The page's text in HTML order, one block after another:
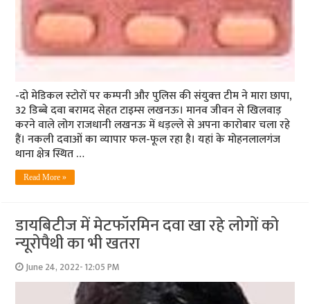
-दो मेडिकल स्‍टोरों पर कम्‍पनी और पुलिस की संयुक्‍त टीम ने मारा छापा,
32 डिब्‍बे दवा बरामद सेहत टाइम्‍स लखनऊ। मानव जीवन से खिलवाड़
करने वाले लोग राजधानी लखनऊ में धड़ल्ले से अपना कारोबार चला रहे
हैं। नकली दवाओं का व्‍यापार फल-फूल रहा है। यहां के मोहनलालगंज
थाना क्षेत्र स्थित …
Read More »
डायबिटीज में मेटफॉरमिन दवा खा रहे लोगों को
न्‍यूरोपैथी का भी खतरा
June 24, 2022- 12:05 PM